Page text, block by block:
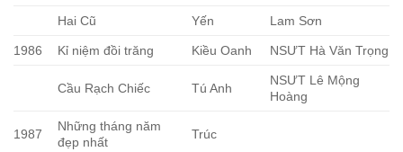
Hai Cũ Yến Lam Sơn
1986 Kỉ niệm đồi trăng Kiều Oanh NSƯT Hà Văn Trọng
Cầu Rạch Chiếc Tú Anh
NSƯT Lê Mộng
Hoàng
1987
Những tháng năm
đẹp nhất
Trúc